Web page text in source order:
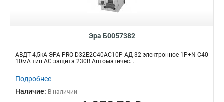
Эра Б0057382
АВДТ 4,5кА ЭРА PRO D32E2C40АC10P АД-32 электронное 1P+N C40
10мА тип АC защита 230В Автоматичес...
Подробнее
Наличие: В наличии